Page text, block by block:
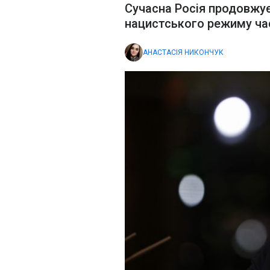
Сучасна Росія
нацистського режиму
АНАСТАСІЯ НИКОНЧУК